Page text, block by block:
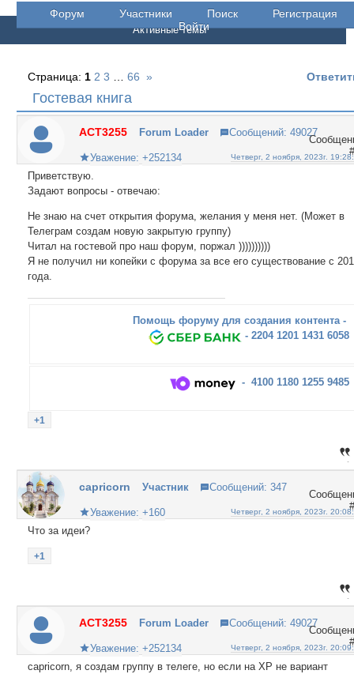
Форум Участники Поиск
Регистрация
Войти
Активные темы
Гостевая книга
Страница: 1 2 3 66 »
Четверг, 2 ноября, 2023г.
ACT3255 Forum Loader Сообщений: 49027
Уважение: +252134
Приветствую.
Задают вопросы - отвечаю:
Не знаю на счет открытия форума, желания у меня нет. (Может в
Телеграм создам новую закрытую группу)
Читал на гостевой про наш форум, поржал ))))))))))
Я не получил ни копейки с форума за все его существование с
года.
Помощь форуму для создания контента -
- 2204 1201 1431 6058
- 4100 1180 1255 9485
+1
Четверг, 2 ноября, 2023г.
capricorn Участник Сообщений: 347
Уважение: +160
Что за идеи?
+1
Четверг, 2 ноября, 2023г.
ACT3255 Forum Loader Сообщений: 49027
Уважение: +252134
capricorn, я создам группу в телеге, но если на ХР не вариант